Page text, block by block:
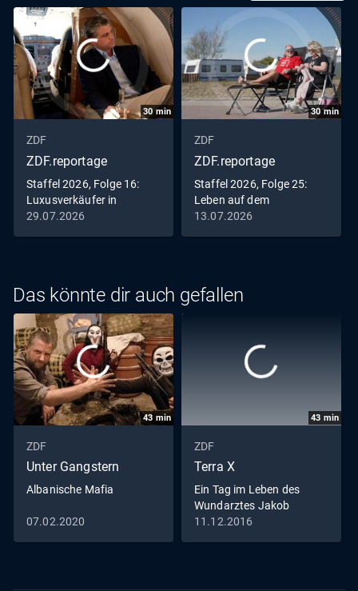
30min
ZDF
ZDF.reportage
Staffel 2026, Folge 16:
Luxusverkäufer in
Deutschland
29.07.2026
30min
ZDF
ZDF.reportage
Staffel 2026, Folge 25:
Leben auf dem
Campingplatz
13.07.2026
Das könnte dir auch gefallen
43 min
ZDF
Unter Gangstern
Albanische Mafia
07.02.2020
43 min
ZDF
Terra X
Ein Tag im Leben des
Wundarztes Jakob
Althaus im Jahr 1454
11.12.2016